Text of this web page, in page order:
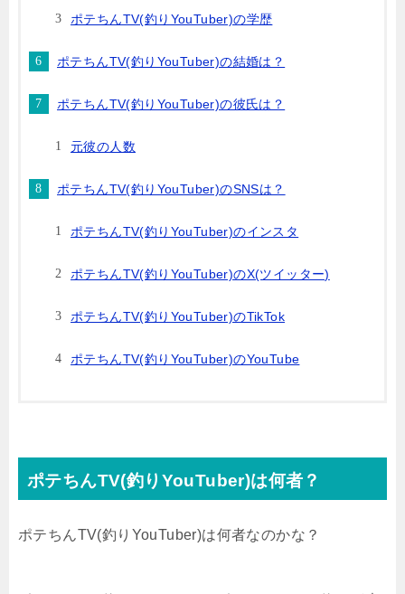
ポテちんTV(釣りYouTuber)の学歴
ポテちんTV(釣りYouTuber)の結婚は？
ポテちんTV(釣りYouTuber)の彼氏は？
元彼の人数
ポテちんTV(釣りYouTuber)のSNSは？
ポテちんTV(釣りYouTuber)のインスタ
ポテちんTV(釣りYouTuber)のX(ツイッター)
ポテちんTV(釣りYouTuber)のTikTok
ポテちんTV(釣りYouTuber)のYouTube
ポテちんTV(釣りYouTuber)は何者？
ポテちんTV(釣りYouTuber)は何者なのかな？